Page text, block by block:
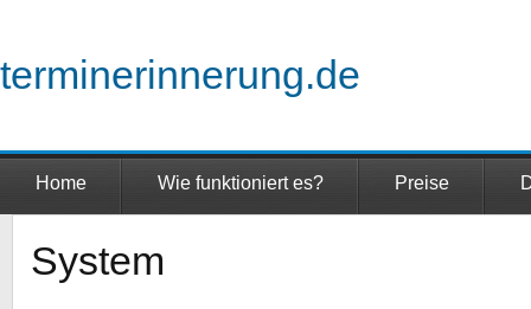
terminerinnerung.de
Home Wie funktioniert es? Preise
System